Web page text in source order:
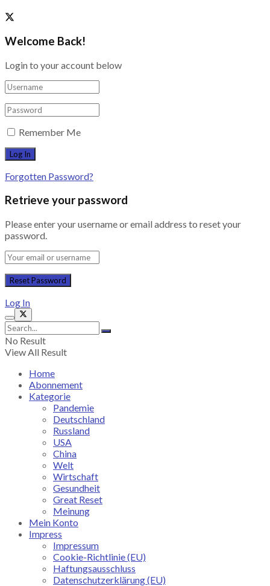
Welcome Back!
Login to your account below
Remember Me
Forgotten Password?
Retrieve your password
Please enter your username or email address to reset your
password.
Log In
No Result
View All Result
Home
Abonnement
Kategorie
Pandemie
Deutschland
Russland
USA
China
Welt
Wirtschaft
Gesundheit
Great Reset
Meinung
Mein Konto
Impress
Impressum
Cookie-Richtlinie (EU)
Haftungsausschluss
Datenschutzerklärung (EU)